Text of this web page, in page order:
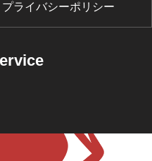
プライバシーポリシー